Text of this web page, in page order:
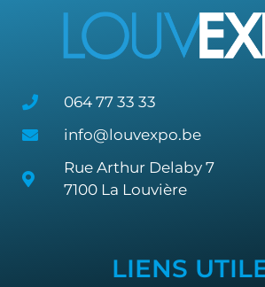
064 77 33 33
info@louvexpo.be
Rue Arthur Delaby 7
7100 La Louvière
LIENS